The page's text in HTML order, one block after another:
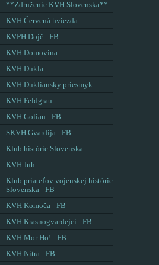
**Združenie KVH Slovenska**
KVH Červená hviezda
KVPH Dojč - FB
KVH Domovina
KVH Dukla
KVH Dukliansky priesmyk
KVH Feldgrau
KVH Golian - FB
SKVH Gvardija - FB
Klub histórie Slovenska
KVH Juh
Klub priateľov vojenskej histórie
Slovenska - FB
KVH Komoča - FB
KVH Krasnogvardejci - FB
KVH Mor Ho! - FB
KVH Nitra - FB